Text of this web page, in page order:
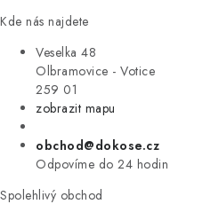
Kde nás najdete
Veselka 48
Olbramovice - Votice
259 01
zobrazit mapu
obchod@dokose.cz
Odpovíme do 24 hodin
Spolehlivý obchod
ÚKLID
VÝPRODEJ
ZNAČKY
Úvod Kontakt Blog
Moje objednávka